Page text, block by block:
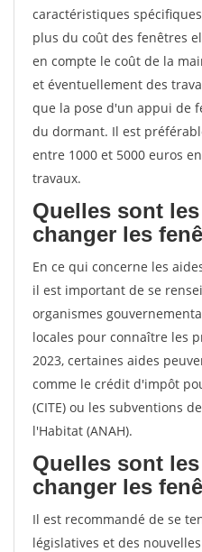
caractéristiques
plus du coût des fenêtres
en compte le coût de la
et éventuellement des
que la pose d'un appui de
du dormant. Il est
entre 1000 et 5000 euros
travaux.
Quelles sont
changer les
En ce qui concerne les
il est important de se
organismes
locales pour connaître les
2023, certaines aides
comme le crédit d'impôt
(CITE) ou les subventions
l'Habitat (ANAH).
Quelles sont
changer les
Il est recommandé de se
législatives et des